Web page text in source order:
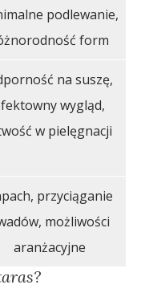
podlewanie,
form
na suszę,
wygląd,
w pielęgnacji
przyciąganie
możliwości
aranżacyjne